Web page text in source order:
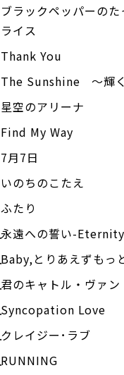
ブラックペッパーの
ライス
Thank You
The Sunshine 〜輝
星空のアリーナ
Find My Way
7月7日
いのちのこたえ
ふたり
永遠への誓い-
Baby,とりあえずもっ
君のキャトル・ヴァン
Syncopation Love
クレイジー･ラブ
RUNNING